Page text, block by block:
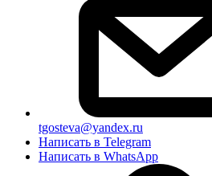
tgosteva@yandex.ru
Написать в Telegram
Написать в WhatsApp